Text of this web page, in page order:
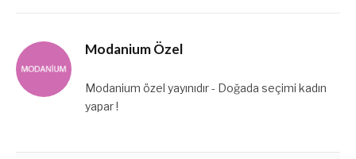
Modanium Özel
Modanium özel yayınıdır - Doğada seçimi kadın
yapar !